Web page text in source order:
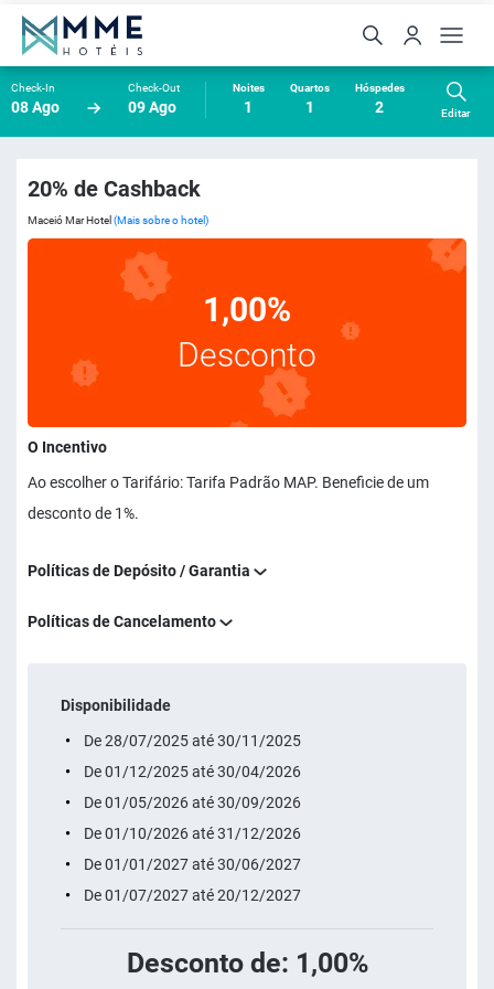
Check-In
08 Ago
Check-Out
09 Ago
Noites
1
Quartos
1
Hóspedes
2 Editar
20% de Cashback
Maceió Mar Hotel (Mais sobre o hotel)
1,00%
Desconto
O Incentivo
Ao escolher o Tarifário: Tarifa Padrão MAP. Beneficie de um
desconto de 1%.
Políticas de Depósito / Garantia
Políticas de Cancelamento
Disponibilidade
De 28/07/2025 até 30/11/2025
De 01/12/2025 até 30/04/2026
De 01/05/2026 até 30/09/2026
De 01/10/2026 até 31/12/2026
De 01/01/2027 até 30/06/2027
De 01/07/2027 até 20/12/2027
Desconto de: 1,00%